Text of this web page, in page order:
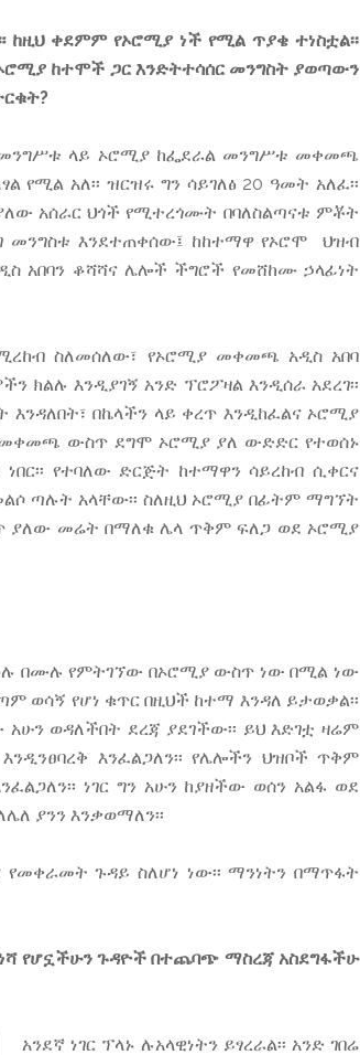
ከዚህ ቀደምም የኦሮሚያ ነች የሚል ጥያቄ ተነስቷል፡፡
ከተሞች ጋር እንድትተሳሰር መንግስት ያወጣውን
መንግሥቱ ላይ ኦሮሚያ ከፌደራል መንግሥቱ መቀመጫ
የሚል አለ፡፡ ዝርዝሩ ግን ሳይገለፅ 20 ዓመት አለፈ፡፡
አሰራር ህጎች የሚተረጎሙት በባለስልጣናቱ ምቾት
መንግስቱ እንደተጠቀሰው፤ ከከተማዋ የኦሮሞ ህዝብ
አበባን ቆሻሻና ሌሎች ችግሮች የመሸከሙ ኃላፊነት
ስለመሰለው፣ የኦሮሚያ መቀመጫ አዲስ አበባ
ክልሉ እንዲያገኝ አንድ ፕሮፖዛል እንዲሰራ አደረገ፡፡
በኬላችን ላይ ቀረጥ እንዲከፈልና ኦሮሚያ
መቀመጫ ውስጥ ደግሞ ኦሮሚያ ያለ ውድድር የተወሰኑ
የተባለው ድርጅት ከተማዋን ሳይረከብ ሲቀርና
ጣሉት አላቸው፡፡ ስለዚህ ኦሮሚያ በፊትም ማግኘት
ያለው መሬት በማለቁ ሌላ ጥቅም ፍለጋ ወደ ኦሮሚያ
በሙሉ የምትገኘው በኦሮሚያ ውስጥ ነው በሚል ነው
ወሳኝ የሆነ ቁጥር በዚህች ከተማ እንዳለ ይታወቃል፡፡
ወዳለችበት ደረጃ ያደገችው፡፡ ይህ እድገቷ ዛሬም
እንፈልጋለን፡፡ የሌሎችን ህዝቦች ጥቅም
ነገር ግን አሁን ከያዘችው ወሰን አልፋ ወደ
ያንን እንቃወማለን፡፡
ጉዳይ ስለሆነ ነው፡፡ ማንነትን በማጥፋት
የሆኗችሁን ጉዳዮች በተጨባጭ ማስረጃ አስደግፋችሁ
አንደኛ ነገር ፕላኑ ሉአላዊነትን ይፃረራል፡፡ አንድ ገበሬ